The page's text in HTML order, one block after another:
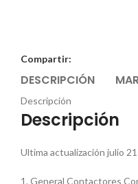
Compartir:
DESCRIPCIÓN
Descripción
Descripción
Ultima actualización julio
1. General Contactores